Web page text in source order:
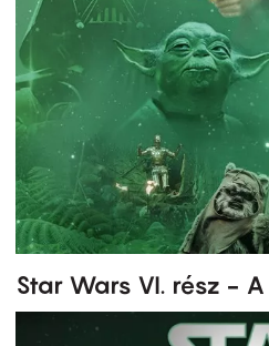
Star Wars VI. rész -